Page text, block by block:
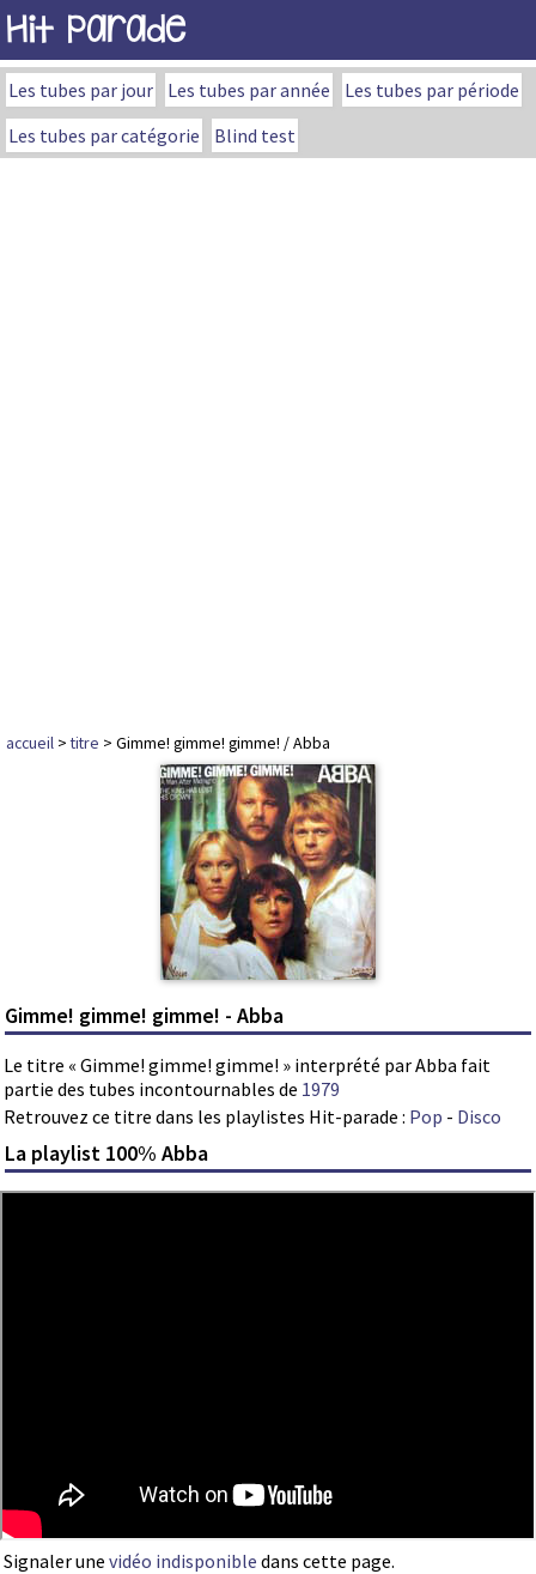
Hit Parade
Les tubes par jour Les tubes par année
Les tubes par période
Les tubes par catégorie
Blind test
accueil >titre > Gimme! gimme! gimme! / Abba
Gimme! gimme! gimme! - Abba
Le titre « Gimme! gimme! gimme! » interprété par Abba fait
partie des tubes incontournables de 1979
Retrouvez ce titre dans les playlistes Hit-parade : Pop - Disco
La playlist 100% Abba
Signaler une vidéo indisponible dans cette page.